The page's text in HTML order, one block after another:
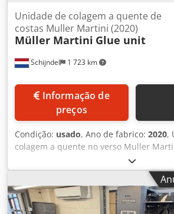
Schijndel 1 723 km
Unidade de colagem a quente de
costas Muller Martini (2020)
Müller Martini Glue unit
preços
Condição: usado, Ano de fabrico: 2020,
colagem a quente no verso Muller
2020 Dsdpfouliq Tox Amhokr Adequado
Müller MArtini Vareo 2020